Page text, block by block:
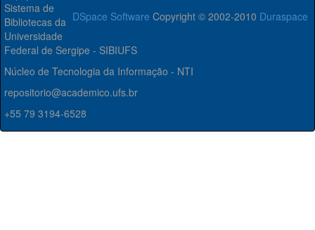
DSpace Software Copyright © 2002-2010 Duraspace
Sistema de
Bibliotecas da
Universidade
Federal de Sergipe - SIBIUFS
Núcleo de Tecnologia da Informação - NTI
repositorio@academico.ufs.br
+55 79 3194-6528